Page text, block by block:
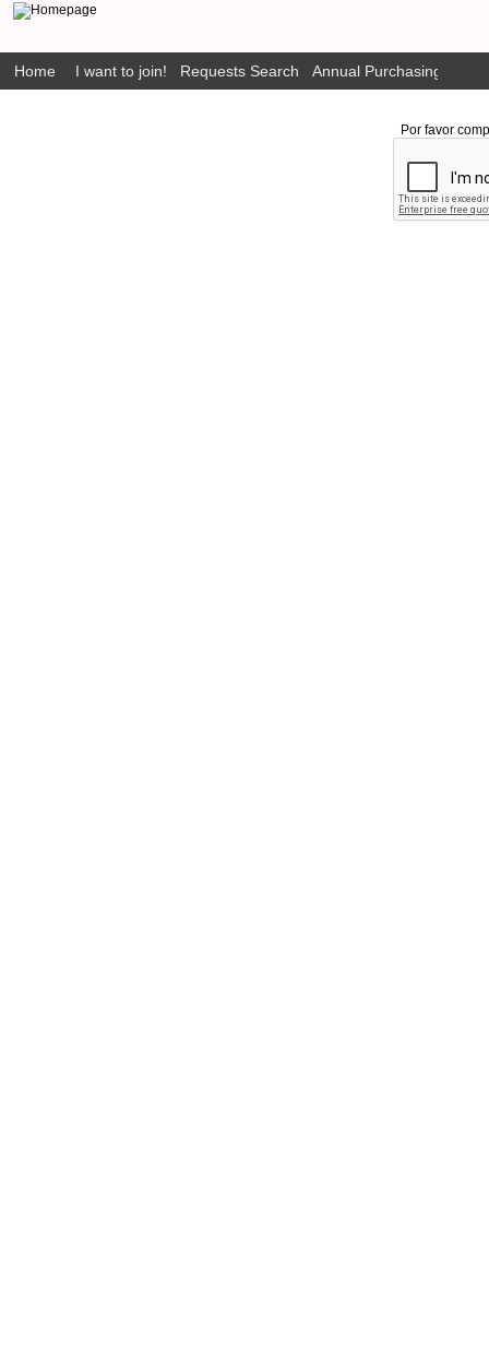
Home I want to join! Requests Search Annual Purchasing Plan
Por favor